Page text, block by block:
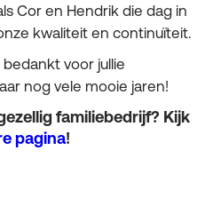
Cor en Hendrik die dag in
kwaliteit en continuïteit.
bedankt voor jullie
nog vele mooie jaren!
familiebedrijf? Kijk
pagina!